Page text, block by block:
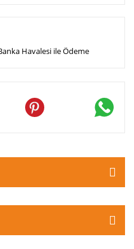
Havalesi ile Ödeme